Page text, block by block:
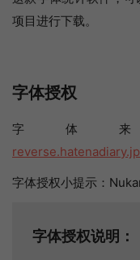
项目进行下载。
字体授权
字体
字体授权小提示：
字体授权说明：